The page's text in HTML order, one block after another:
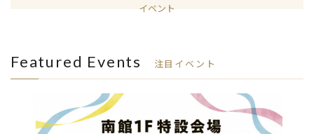
イベント
Featured Events 注目イベント